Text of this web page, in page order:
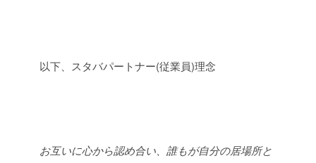
以下、スタバパートナー(従業員)理念
お互いに心から認め合い、誰もが自分の居場所と